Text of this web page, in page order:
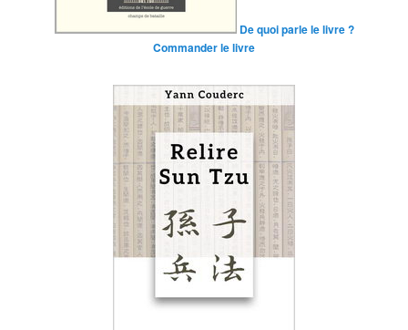
De quoi parle le livre ?
Commander le livre